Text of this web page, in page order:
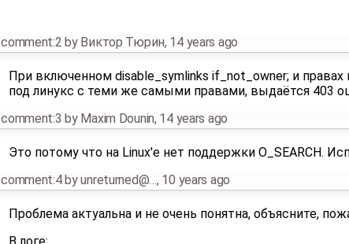
comment:2 by Виктор Тюрин, 14 years ago
При включенном disable_symlinks if_not_owner; и правах
под линукс с теми же самыми правами, выдаётся 403
comment:3 by Maxim Dounin, 14 years ago
Это потому что на Linux'е нет поддержки O_SEARCH.
comment:4 byunreturned@…, 10 years ago
Проблема актуальна и не очень понятна, объясните,